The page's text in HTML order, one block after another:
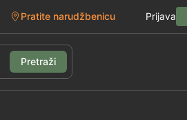
Pratite narudžbenicu Prijava
Pretraži